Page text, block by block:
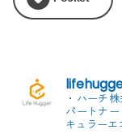
・ハーチ
パートナー
キュラー